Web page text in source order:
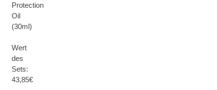
Protection
Oil
(30ml)
Wert
des
Sets:
43,85€